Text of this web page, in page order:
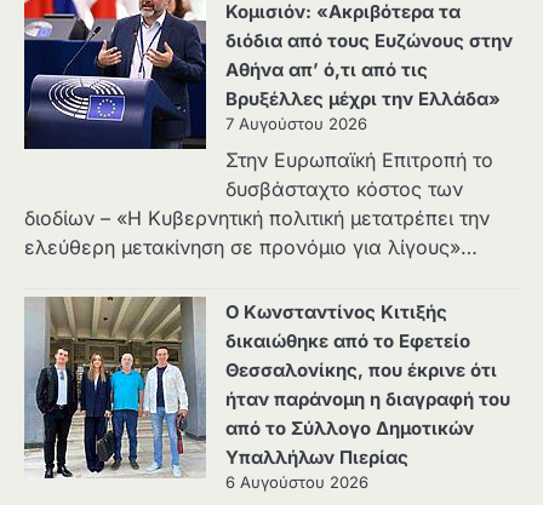
Κομισιόν: «Ακριβότερα τα
διόδια από τους Ευζώνους στην
Αθήνα απ’ ό,τι από τις
Βρυξέλλες μέχρι την Ελλάδα»
7 Αυγούστου 2026
Στην Ευρωπαϊκή Επιτροπή το
δυσβάσταχτο κόστος των
διοδίων – «Η Κυβερνητική πολιτική μετατρέπει την
ελεύθερη μετακίνηση σε προνόμιο για λίγους»…
Ο Κωνσταντίνος Κιτιξής
δικαιώθηκε από το Εφετείο
Θεσσαλονίκης, που έκρινε ότι
ήταν παράνομη η διαγραφή του
από το Σύλλογο Δημοτικών
Υπαλλήλων Πιερίας
6 Αυγούστου 2026